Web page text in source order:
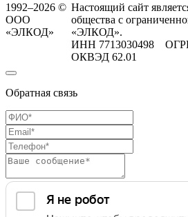
1992–2026 ©
ООО
«ЭЛКОД»
Настоящий сайт
общества с
«ЭЛКОД».
ИНН 7713030498
ОКВЭД 62.01
Обратная связь